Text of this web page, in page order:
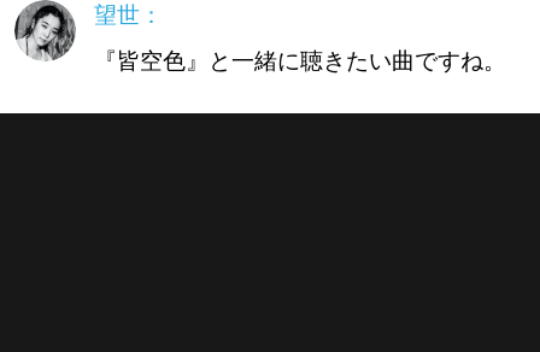
望世：
『皆空色』と一緒に聴きたい曲ですね。